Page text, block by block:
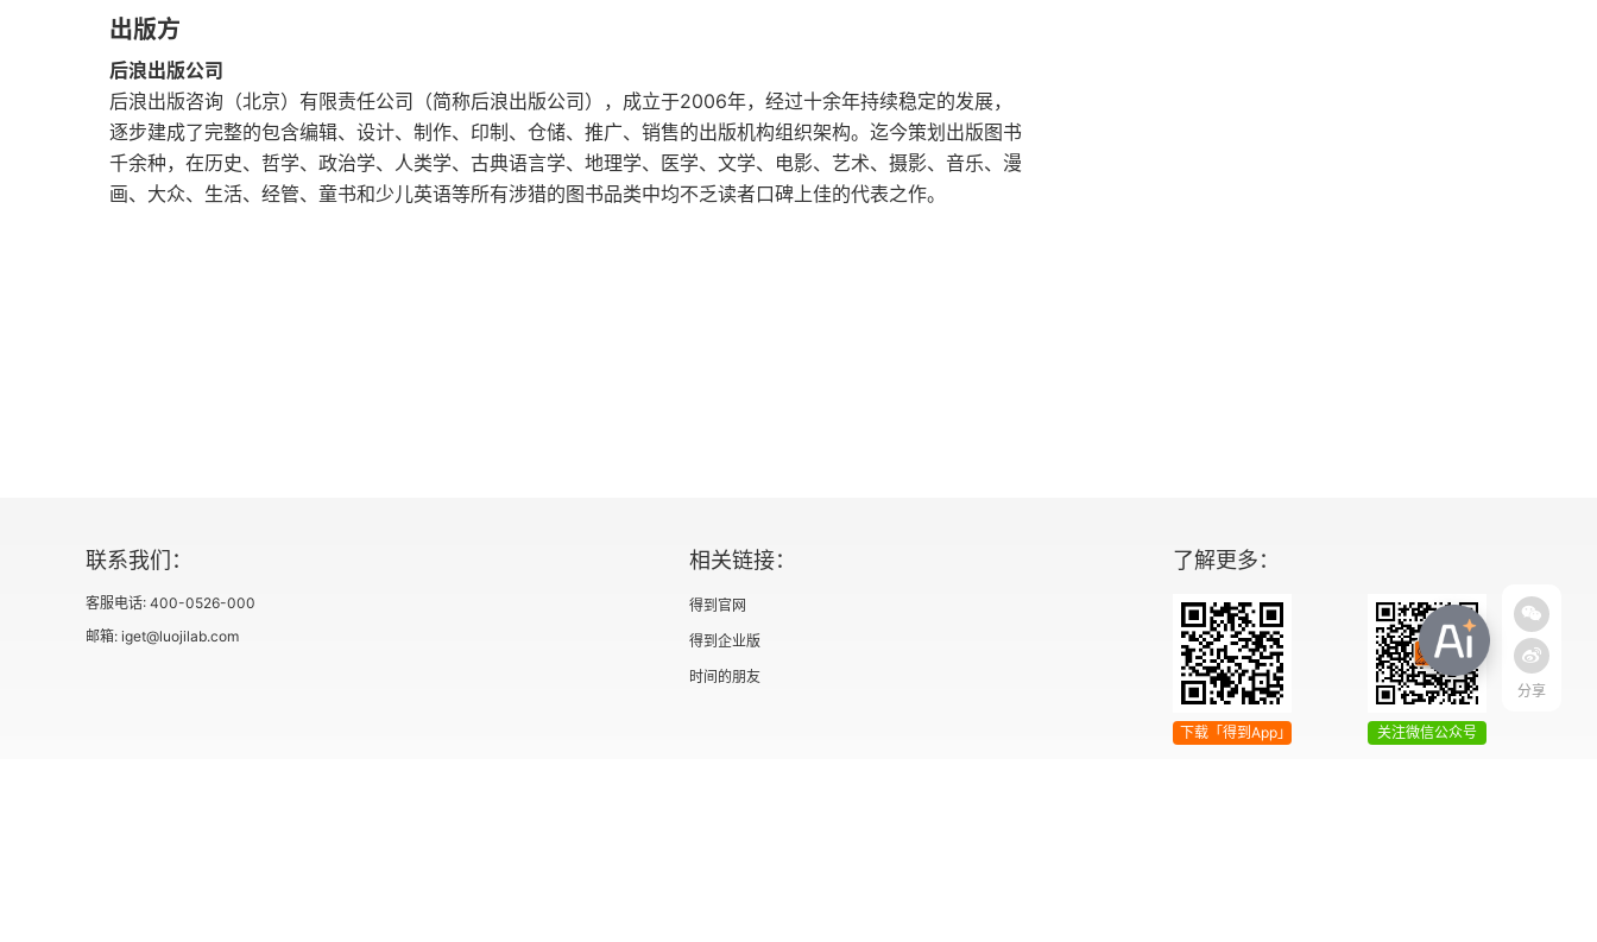
出版方
后浪出版公司
后浪出版咨询（北京）有限责任公司（简称后浪出版公司），成立于2006年，经过十余年持续稳定的发展，
逐步建成了完整的包含编辑、设计、制作、印制、仓储、推广、销售的出版机构组织架构。迄今策划出版图书
千余种，在历史、哲学、政治学、人类学、古典语言学、地理学、医学、文学、电影、艺术、摄影、音乐、漫
画、大众、生活、经管、童书和少儿英语等所有涉猎的图书品类中均不乏读者口碑上佳的代表之作。
分享
联系我们：
客服电话: 400-0526-000
邮箱: iget@luojilab.com
相关链接：
得到官网
得到企业版
时间的朋友
了解更多：
下载「得到App」 关注微信公众号